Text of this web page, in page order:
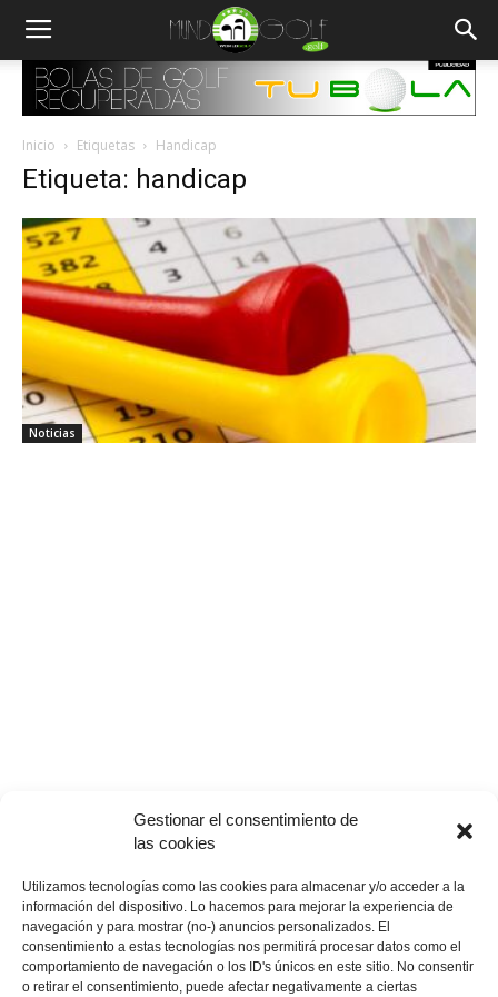
Gestionar el consentimiento de
las cookies
Utilizamos tecnologías como las cookies para almacenar y/o acceder a la
información del dispositivo. Lo hacemos para mejorar la experiencia de
navegación y para mostrar (no-) anuncios personalizados. El
consentimiento a estas tecnologías nos permitirá procesar datos como el
comportamiento de navegación o los ID's únicos en este sitio. No consentir
o retirar el consentimiento, puede afectar negativamente a ciertas
Inicio Etiquetas Handicap
Etiqueta: handicap
Noticias
Handicap en golf: ¿Qué significa, cuál es su
propósito y cómo...
mundogolf - 6 agosto, 2020
¿Qué es el Handicap en el Golf? Es el índice de evaluación o